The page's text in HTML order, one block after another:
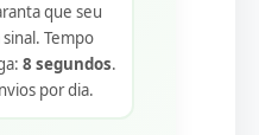
que seu
Tempo
8 segundos.
por dia.